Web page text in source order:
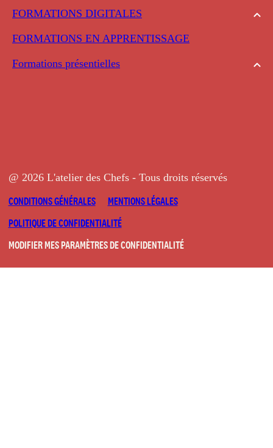
FORMATIONS DIGITALES
FORMATIONS EN APPRENTISSAGE
Formations présentielles
@ 2026 L'atelier des Chefs - Tous droits réservés
CONDITIONS GÉNÉRALES
MENTIONS LÉGALES
POLITIQUE DE CONFIDENTIALITÉ
MODIFIER MES PARAMÈTRES DE CONFIDENTIALITÉ